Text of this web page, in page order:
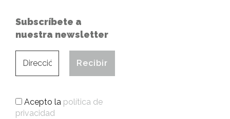
Subscríbete a
nuestra newsletter
Acepto la política de
privacidad